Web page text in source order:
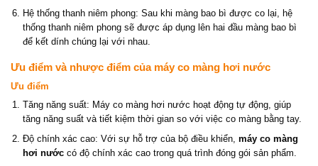
Hệ thống thanh niêm phong: Sau khi màng bao bì được co lại, hệ
thống thanh niêm phong sẽ được áp dụng lên hai đầu màng bao bì
để kết dính chúng lại với nhau.
Ưu điểm và nhược điểm của máy co màng hơi nước
Ưu điểm
Tăng năng suất: Máy co màng hơi nước hoạt động tự động, giúp
tăng năng suất và tiết kiệm thời gian so với việc co màng bằng tay.
Độ chính xác cao: Với sự hỗ trợ của bộ điều khiển, máy co màng
hơi nướccó độ chính xác cao trong quá trình đóng gói sản phẩm.